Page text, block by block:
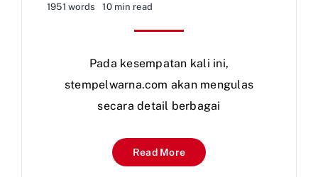
1951 words 10 min read
Pada kesempatan kali ini,
stempelwarna.com akan mengulas
secara detail berbagai
Read More